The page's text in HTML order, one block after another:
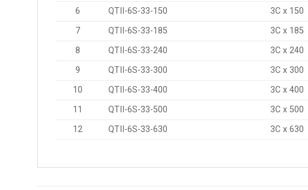
6
QTII-6S-33-150 3C x 150
7
QTII-6S-33-185 3C x 185
8
QTII-6S-33-240 3C x 240
9
QTII-6S-33-300 3C x 300
10
QTII-6S-33-400 3C x 400
11
QTII-6S-33-500 3C x 500
12
QTII-6S-33-630 3C x 630